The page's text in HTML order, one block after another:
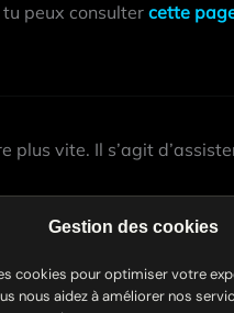
Gestion des cookies
cookies pour optimiser votre
nous aidez à améliorer nos
peux consulter cette
plus vite. Il s’agit
j’ajoute de